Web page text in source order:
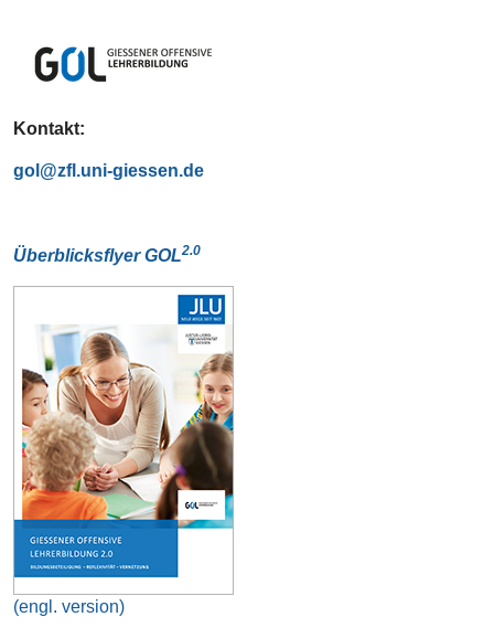
Kontakt:
gol
Überblicksflyer GOL2.0
(engl. version)